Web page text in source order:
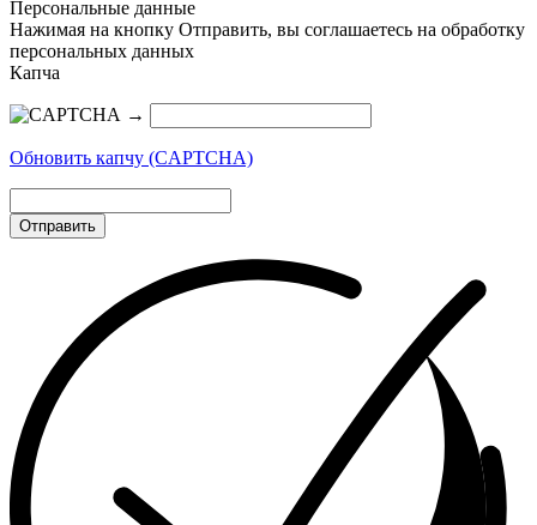
Персональные данные
Нажимая на кнопку Отправить, вы соглашаетесь на обработку
персональных данных
Капча
→
Обновить капчу (CAPTCHA)
Отправить